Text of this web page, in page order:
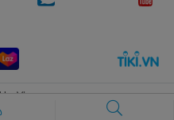
by Vicogroup.vn